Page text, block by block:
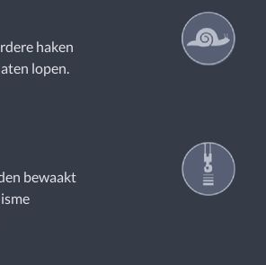
haken
lopen.
bewaakt